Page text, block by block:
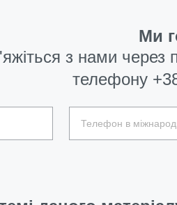
Ми
з нами через
телефону